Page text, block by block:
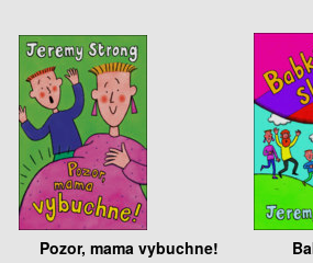
Pozor, mama vybuchne!